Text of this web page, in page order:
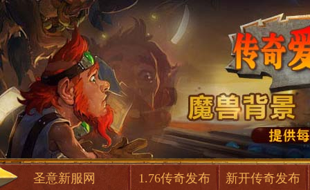
圣意新服网 1.76传奇发布 新开传奇发布